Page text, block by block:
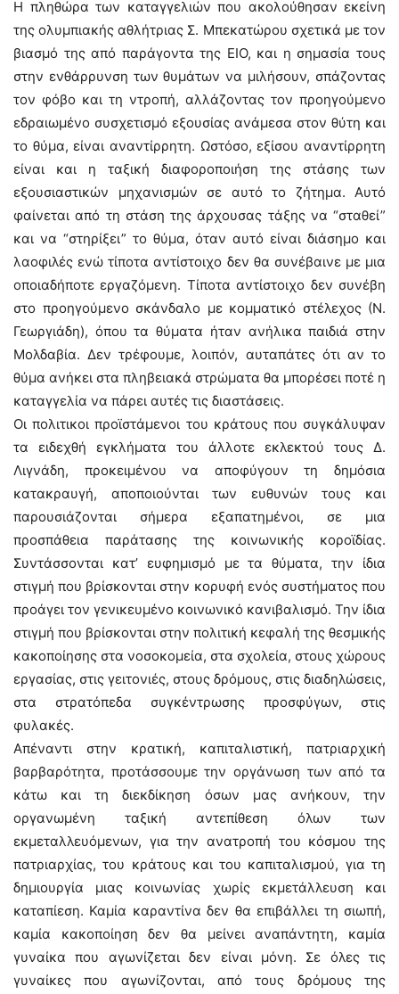
Η πληθώρα των καταγγελιών που ακολούθησαν εκείνη
της ολυμπιακής αθλήτριας Σ. Μπεκατώρου σχετικά με τον
βιασμό της από παράγοντα της ΕΙΟ, και η σημασία τους
στην ενθάρρυνση των θυμάτων να μιλήσουν, σπάζοντας
τον φόβο και τη ντροπή, αλλάζοντας τον προηγούμενο
εδραιωμένο συσχετισμό εξουσίας ανάμεσα στον θύτη και
το θύμα, είναι αναντίρρητη. Ωστόσο, εξίσου αναντίρρητη
είναι και η ταξική διαφοροποιήση της στάσης των
εξουσιαστικών μηχανισμών σε αυτό το ζήτημα. Αυτό
φαίνεται από τη στάση της άρχουσας τάξης να “σταθεί”
και να “στηρίξει” το θύμα, όταν αυτό είναι διάσημο και
λαοφιλές ενώ τίποτα αντίστοιχο δεν θα συνέβαινε με μια
οποιαδήποτε εργαζόμενη. Τίποτα αντίστοιχο δεν συνέβη
στο προηγούμενο σκάνδαλο με κομματικό στέλεχος (Ν.
Γεωργιάδη), όπου τα θύματα ήταν ανήλικα παιδιά στην
Μολδαβία. Δεν τρέφουμε, λοιπόν, αυταπάτες ότι αν το
θύμα ανήκει στα πληβειακά στρώματα θα μπορέσει ποτέ η
καταγγελία να πάρει αυτές τις διαστάσεις.
Οι πολιτικοι προϊστάμενοι του κράτους που συγκάλυψαν
τα ειδεχθή εγκλήματα του άλλοτε εκλεκτού τους Δ.
Λιγνάδη, προκειμένου να αποφύγουν τη δημόσια
κατακραυγή, αποποιούνται των ευθυνών τους και
παρουσιάζονται σήμερα εξαπατημένοι, σε μια
προσπάθεια παράτασης της κοινωνικής κοροϊδίας.
Συντάσσονται κατ’ ευφημισμό με τα θύματα, την ίδια
στιγμή που βρίσκονται στην κορυφή ενός συστήματος που
προάγει τον γενικευμένο κοινωνικό κανιβαλισμό. Την ίδια
στιγμή που βρίσκονται στην πολιτική κεφαλή της θεσμικής
κακοποίησης στα νοσοκομεία, στα σχολεία, στους χώρους
εργασίας, στις γειτονιές, στους δρόμους, στις διαδηλώσεις,
στα στρατόπεδα συγκέντρωσης προσφύγων, στις
φυλακές.
Απέναντι στην κρατική, καπιταλιστική, πατριαρχική
βαρβαρότητα, προτάσσουμε την οργάνωση των από τα
κάτω και τη διεκδίκηση όσων μας ανήκουν, την
οργανωμένη ταξική αντεπίθεση όλων των
εκμεταλλευόμενων, για την ανατροπή του κόσμου της
πατριαρχίας, του κράτους και του καπιταλισμού, για τη
δημιουργία μιας κοινωνίας χωρίς εκμετάλλευση και
καταπίεση. Καμία καραντίνα δεν θα επιβάλλει τη σιωπή,
καμία κακοποίηση δεν θα μείνει αναπάντητη, καμία
γυναίκα που αγωνίζεται δεν είναι μόνη. Σε όλες τις
γυναίκες που αγωνίζονται, από τους δρόμους της